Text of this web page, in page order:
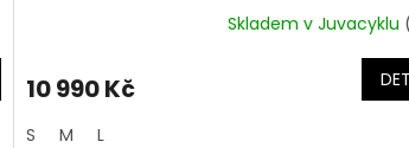
Skladem v Juvacyklu
10 990 Kč
S M L